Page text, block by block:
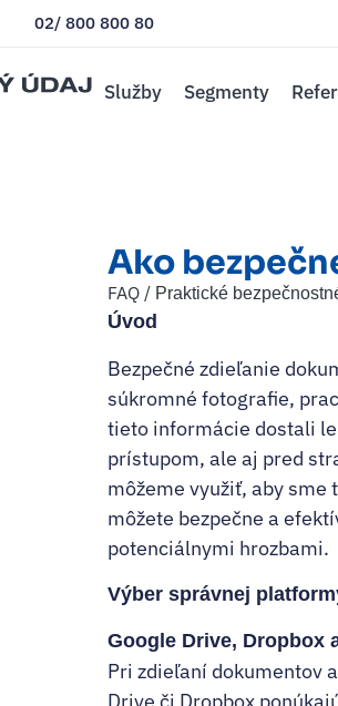
02/ 800 800 80
Služby Segmenty
Ako
FAQ / Praktické
Úvod
Bezpečné zdieľanie
súkromné fotografie,
tieto informácie dostali
prístupom, ale aj pred
môžeme využiť, aby
môžete bezpečne a
potenciálnymi hrozbami.
Výber správnej
Google Drive, Dropbox
Pri zdieľaní dokumentov